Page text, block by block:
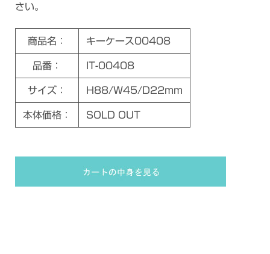
さい。
商品名： キーケース00408
品番： IT-00408
サイズ： H88/W45/D22mm
本体価格： SOLD OUT